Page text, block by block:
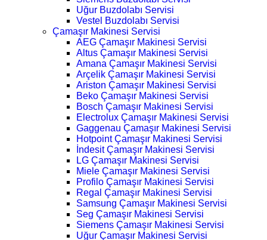
Uğur Buzdolabı Servisi
Vestel Buzdolabı Servisi
Çamaşır Makinesi Servisi
AEG Çamaşır Makinesi Servisi
Altus Çamaşır Makinesi Servisi
Amana Çamaşır Makinesi Servisi
Arçelik Çamaşır Makinesi Servisi
Ariston Çamaşır Makinesi Servisi
Beko Çamaşır Makinesi Servisi
Bosch Çamaşır Makinesi Servisi
Electrolux Çamaşır Makinesi Servisi
Gaggenau Çamaşır Makinesi Servisi
Hotpoint Çamaşır Makinesi Servisi
İndesit Çamaşır Makinesi Servisi
LG Çamaşır Makinesi Servisi
Miele Çamaşır Makinesi Servisi
Profilo Çamaşır Makinesi Servisi
Regal Çamaşır Makinesi Servisi
Samsung Çamaşır Makinesi Servisi
Seg Çamaşır Makinesi Servisi
Siemens Çamaşır Makinesi Servisi
Uğur Çamaşır Makinesi Servisi